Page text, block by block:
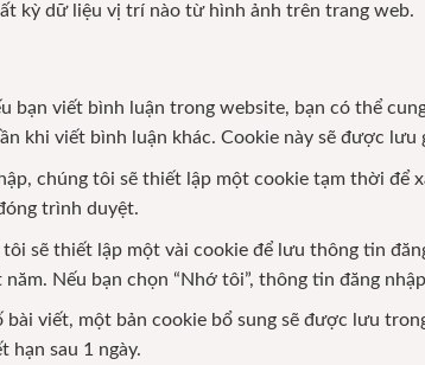
kỳ dữ liệu vị trí nào từ hình ảnh trên trang web.
bạn viết bình luận trong website, bạn có thể
khi viết bình luận khác. Cookie này sẽ được lưu
chúng tôi sẽ thiết lập một cookie tạm thời
trình duyệt.
sẽ thiết lập một vài cookie để lưu thông tin
Nếu bạn chọn “Nhớ tôi”, thông tin đăng
bài viết, một bản cookie bổ sung sẽ được lưu
hạn sau 1 ngày.